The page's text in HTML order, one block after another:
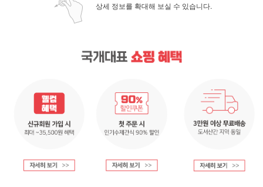
상세 정보를 확대해 보실 수 있습니다.